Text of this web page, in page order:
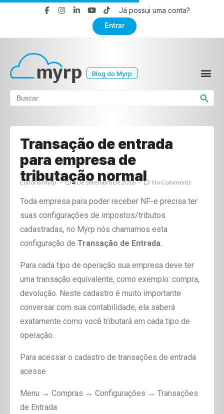
Já possui uma conta?
Entrar
Blog do Myrp
Search
for:
Search Button
Transação de entrada
para empresa de
tributação normal
Editoria Myrp 6 De Setembro De 2016 No Comments
Toda empresa para poder receber NF-e precisa ter
suas configurações de impostos/tributos
cadastradas, no Myrp nós chamamos esta
configuração de Transação de Entrada.
Para cada tipo de operação sua empresa deve ter
uma transação equivalente, como exemplo: compra,
devolução. Neste cadastro é muito importante
conversar com sua contabilidade, ela saberá
exatamente como você tributará em cada tipo de
operação.
Para acessar o cadastro de transações de entrada
acesse
Menu → Compras → Configurações → Transações
de Entrada